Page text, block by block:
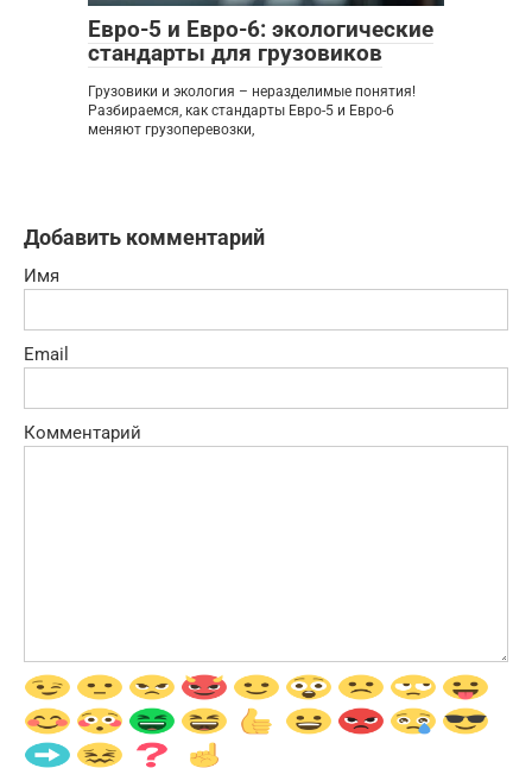
Евро-5 и Евро-6: экологические
стандарты для грузовиков
Грузовики и экология – неразделимые понятия!
Разбираемся, как стандарты Евро-5 и Евро-6
меняют грузоперевозки,
Добавить комментарий
Имя
Email
Комментарий